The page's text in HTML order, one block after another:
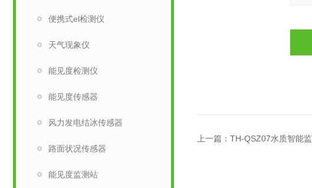
便携式el检测仪
天气现象仪
能见度检测仪
能见度传感器
风力发电结冰传感器
路面状况传感器
能见度监测站
上一篇： TH-QSZ07水质智能